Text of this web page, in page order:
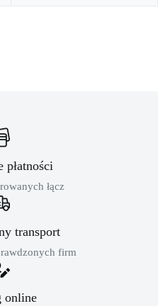
płatności
łącz
transport
firm
online